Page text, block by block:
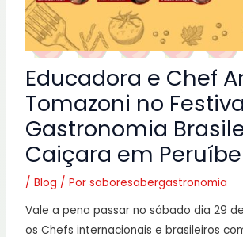
Educadora e Chef
Tomazoni no
Gastronomia
Caiçara em Peruíbe
/Blog / Porsaboresabergastronomia
Vale a pena passar no sábado dia 29
os Chefs internacionais e brasileiros